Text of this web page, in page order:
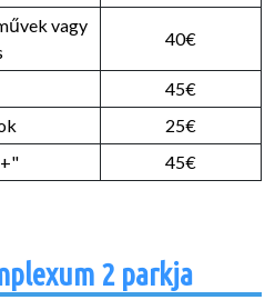
vagy
40€
45€
25€
45€
2 parkja